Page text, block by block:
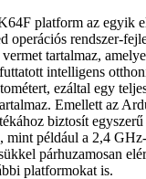
platform az egyik
operációs rendszer-
tartalmaz,
intelligens
ezáltal egy
Emellett az
biztosít
mint például a 2,4
párhuzamosan
platformokat is.